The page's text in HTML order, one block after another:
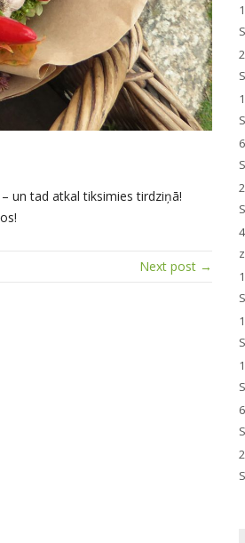
un tad atkal tiksimies tirdziņā!
Next post →